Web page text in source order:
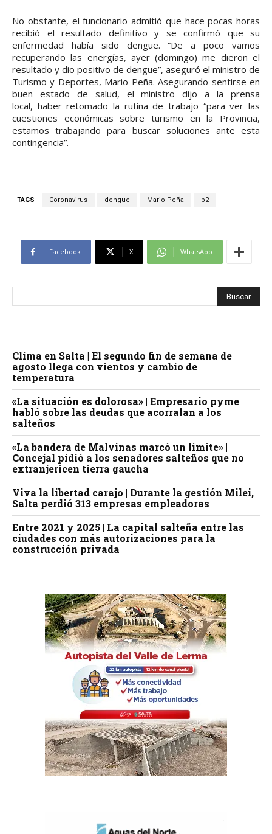
No obstante, el funcionario admitió que hace pocas horas
recibió el resultado definitivo y se confirmó que su
enfermedad había sido dengue. “De a poco vamos
recuperando las energías, ayer (domingo) me dieron el
resultado y dio positivo de dengue”, aseguró el ministro de
Turismo y Deportes, Mario Peña. Asegurando sentirse en
buen estado de salud, el ministro dijo a la prensa
local, haber retomado la rutina de trabajo “para ver las
cuestiones económicas sobre turismo en la Provincia,
estamos trabajando para buscar soluciones ante esta
contingencia”.
TAGS Coronavirus dengue Mario Peña p2
Facebook X WhatsApp
Clima en Salta | El segundo fin de semana de
agosto llega con vientos y cambio de
temperatura
«La situación es dolorosa» | Empresario pyme
habló sobre las deudas que acorralan a los
salteños
«La bandera de Malvinas marcó un límite» |
Concejal pidió a los senadores salteños que no
extranjericen tierra gaucha
Viva la libertad carajo | Durante la gestión Milei,
Salta perdió 313 empresas empleadoras
Entre 2021 y 2025 | La capital salteña entre las
ciudades con más autorizaciones para la
construcción privada